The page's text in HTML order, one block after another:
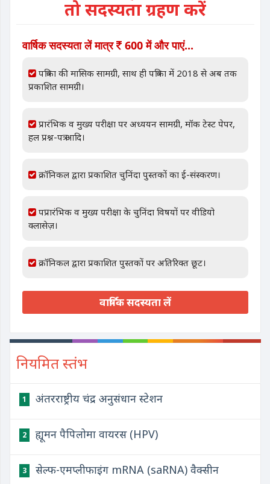
तो सदस्यता ग्रहण करें
वार्षिक सदस्यता लें मात्र 600 में और पाएं...
पत्रिका की मासिक सामग्री, साथ ही पत्रिका में 2018 से अब तक
प्रकाशित सामग्री।
प्रारंभिक व मुख्य परीक्षा पर अध्ययन सामग्री, मॉक टेस्ट पेपर,
हल प्रश्न-पत्र आदि।
क्रॉनिकल द्वारा प्रकाशित चुनिंदा पुस्तकों का ई-संस्करण।
पप्रारंभिक व मुख्य परीक्षा के चुनिंदा विषयों पर वीडियो
क्लासेज़।
क्रॉनिकल द्वारा प्रकाशित पुस्तकों पर अतिरिक्त छूट।
वार्षिक सदस्यता लें
नियमित स्तंभ
1 अंतरराष्ट्रीय चंद्र अनुसंधान स्टेशन
2 ह्यूमन पैपिलोमा वायरस (HPV)
3 सेल्फ-एमप्लीफाइंग mRNA (saRNA) वैक्सीन